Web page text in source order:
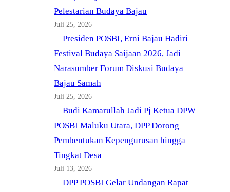
Pelestarian Budaya Bajau
Juli 25, 2026
Presiden POSBI, Erni Bajau Hadiri
Festival Budaya Saijaan 2026, Jadi
Narasumber Forum Diskusi Budaya
Bajau Samah
Juli 25, 2026
Budi Kamarullah Jadi Pj Ketua DPW
POSBI Maluku Utara, DPP Dorong
Pembentukan Kepengurusan hingga
Tingkat Desa
Juli 13, 2026
DPP POSBI Gelar Undangan Rapat